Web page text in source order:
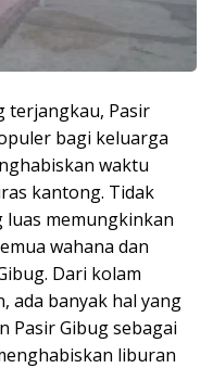
terjangkau, Pasir
bagi keluarga
waktu
kantong. Tidak
luas memungkinkan
wahana dan
Dari kolam
ada banyak hal yang
Pasir Gibug sebagai
liburan